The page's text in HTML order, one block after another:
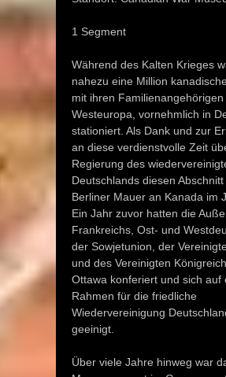
1 Segment
Während des Kalten Krieges
nahezu eine Million
mit ihren Familienangehörigen
Westeuropa, vornehmlich in
stationiert. Als Dank und zur
an diese verdienstvolle Zeit
Regierung des
Deutschlands diesen
Berliner Mauer an Kanada im
Ein Jahr zuvor hatten die
Frankreichs, Ost- und
der Sowjetunion, der
und des Vereinigten
Ottawa konferiert und sich auf
Rahmen für die friedliche
Wiedervereinigung
geeinigt.
Über viele Jahre hinweg war